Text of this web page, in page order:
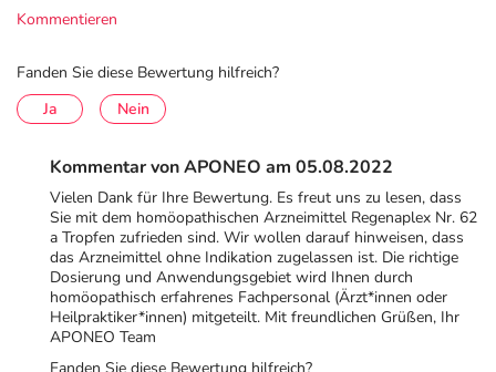
Kommentieren
Fanden Sie diese Bewertung hilfreich?
Ja
Nein
Kommentar von APONEO am 05.08.2022
Vielen Dank für Ihre Bewertung. Es freut uns zu lesen, dass
Sie mit dem homöopathischen Arzneimittel Regenaplex Nr. 62
a Tropfen zufrieden sind. Wir wollen darauf hinweisen, dass
das Arzneimittel ohne Indikation zugelassen ist. Die richtige
Dosierung und Anwendungsgebiet wird Ihnen durch
homöopathisch erfahrenes Fachpersonal (Ärzt*innen oder
Heilpraktiker*innen) mitgeteilt. Mit freundlichen Grüßen, Ihr
APONEO Team
Fanden Sie diese Bewertung hilfreich?